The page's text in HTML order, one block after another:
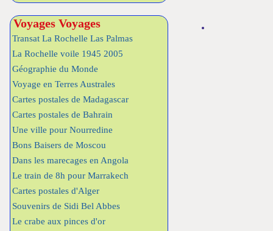
Voyages Voyages
Transat La Rochelle Las Palmas
La Rochelle voile 1945 2005
Géographie du Monde
Voyage en Terres Australes
Cartes postales de Madagascar
Cartes postales de Bahrain
Une ville pour Nourredine
Bons Baisers de Moscou
Dans les marecages en Angola
Le train de 8h pour Marrakech
Cartes postales d'Alger
Souvenirs de Sidi Bel Abbes
Le crabe aux pinces d'or